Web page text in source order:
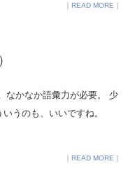
。 国内有数の平和活動団
にした、新たなプロジェ
の人たちに"循環の輪"を広げ
READ MORE
なかなか語彙力が必要。 少
うのも、いいですね。
READ MORE